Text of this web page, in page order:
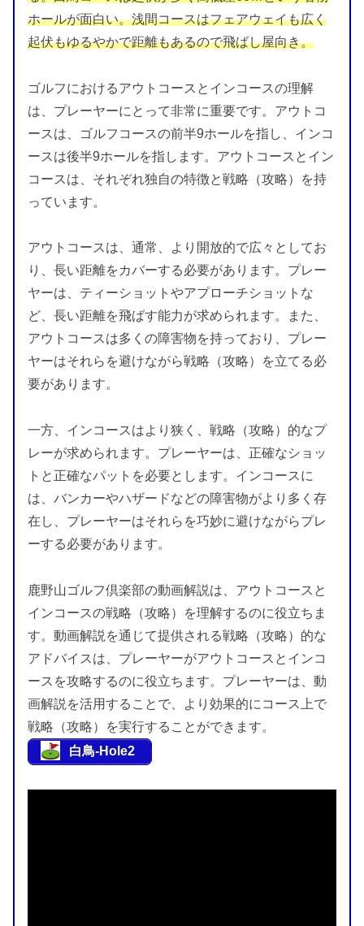
ホールが面白い。浅間コースはフェアウェイも広く
起伏もゆるやかで距離もあるので飛ばし屋向き。
ゴルフにおけるアウトコースとインコースの理解
は、プレーヤーにとって非常に重要です。アウトコ
ースは、ゴルフコースの前半9ホールを指し、インコ
ースは後半9ホールを指します。アウトコースとイン
コースは、それぞれ独自の特徴と戦略（攻略）を持
っています。
アウトコースは、通常、より開放的で広々としてお
り、長い距離をカバーする必要があります。プレー
ヤーは、ティーショットやアプローチショットな
ど、長い距離を飛ばす能力が求められます。また、
アウトコースは多くの障害物を持っており、プレー
ヤーはそれらを避けながら戦略（攻略）を立てる必
要があります。
一方、インコースはより狭く、戦略（攻略）的なプ
レーが求められます。プレーヤーは、正確なショッ
トと正確なパットを必要とします。インコースに
は、バンカーやハザードなどの障害物がより多く存
在し、プレーヤーはそれらを巧妙に避けながらプレ
ーする必要があります。
鹿野山ゴルフ倶楽部の動画解説は、アウトコースと
インコースの戦略（攻略）を理解するのに役立ちま
す。動画解説を通じて提供される戦略（攻略）的な
アドバイスは、プレーヤーがアウトコースとインコ
ースを攻略するのに役立ちます。プレーヤーは、動
画解説を活用することで、より効果的にコース上で
戦略（攻略）を実行することができます。
白鳥-Hole2